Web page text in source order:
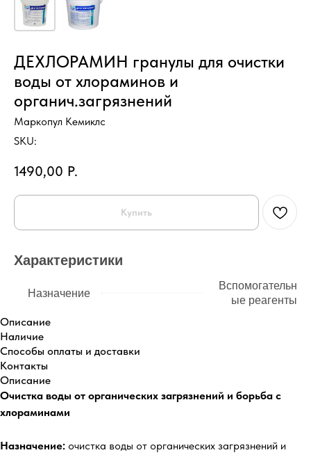
ДЕХЛОРАМИН гранулы для очистки
воды от хлораминов и
органич.загрязнений
Маркопул Кемиклс
SKU:
1490,00 Р.
Купить
Характеристики
Назначение
Вспомогательн
ые реагенты
Описание
Наличие
Способы оплаты и доставки
Контакты
Описание
Очистка воды от органических загрязнений и борьба с
хлораминами
Назначение: очистка воды от органических загрязнений и